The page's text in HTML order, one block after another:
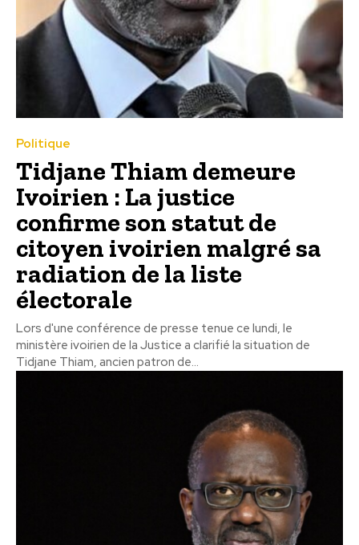
Politique
Tidjane Thiam demeure
Ivoirien : La justice
confirme son statut de
citoyen ivoirien malgré sa
radiation de la liste
électorale
Lors d'une conférence de presse tenue ce lundi, le
ministère ivoirien de la Justice a clarifié la situation de
Tidjane Thiam, ancien patron de...